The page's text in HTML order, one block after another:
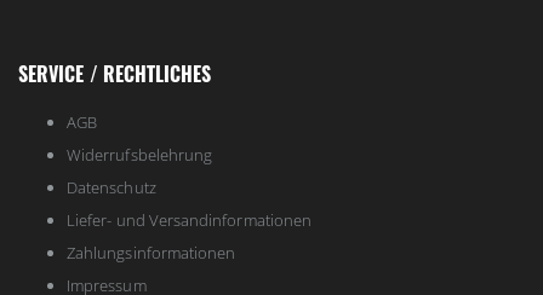
SERVICE / RECHTLICHES
AGB
Widerrufsbelehrung
Datenschutz
Liefer- und Versandinformationen
Zahlungsinformationen
Impressum